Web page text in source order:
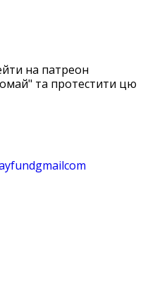
на патреон
та протестити цю